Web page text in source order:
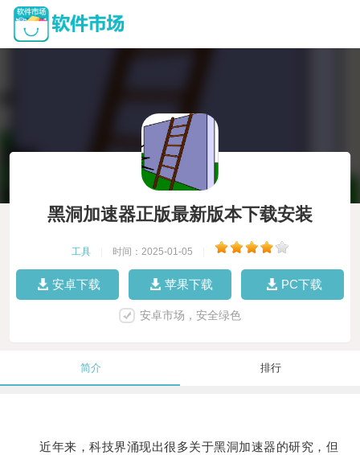
黑洞加速器正版最新版本下载安装
工具 时间：2025-01-05
安卓下载 苹果下载 PC下载
安卓市场，安全绿色
简介 排行
近年来，科技界涌现出很多关于黑洞加速器的研究，但